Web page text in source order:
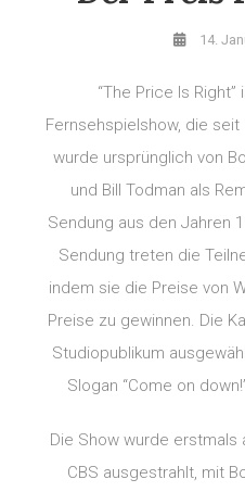
14.
“The Price Is
Fernsehspielshow, die
wurde ursprünglich von
und Bill Todman als
Sendung aus den Jahren
Sendung treten die
indem sie die Preise von
Preise zu gewinnen. Die
Studiopublikum
Slogan “Come on
Die Show wurde erstmals
CBS ausgestrahlt, mit